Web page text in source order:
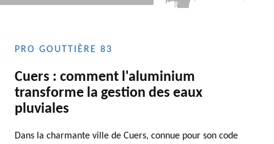
PRO GOUTTIÈRE 83
Cuers : comment l'aluminium
transforme la gestion des eaux
pluviales
Dans la charmante ville de Cuers, connue pour son code